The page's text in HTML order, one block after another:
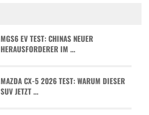
MGS6 EV TEST: CHINAS NEUER
HERAUSFORDERER IM …
MAZDA CX-5 2026 TEST: WARUM DIESER
SUV JETZT …